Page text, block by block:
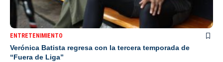
ENTRETENIMIENTO
Verónica Batista regresa con la tercera temporada de
“Fuera de Liga”